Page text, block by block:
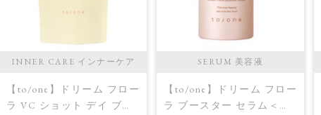
INNER CARE インナーケア
【to/one】ドリーム フロー
ラ VC ショット デイ ブラ
SERUM 美容液
【to/one】ドリーム フロー
ラ ブースター セラム＜導